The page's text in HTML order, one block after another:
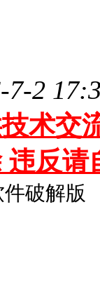
7-2
术交
违反
破解版